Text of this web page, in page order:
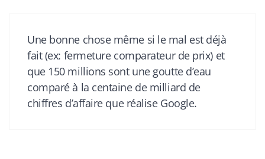
Une bonne chose même si le mal est déjà
fait (ex: fermeture comparateur de prix) et
que 150 millions sont une goutte d’eau
comparé à la centaine de milliard de
chiffres d’affaire que réalise Google.